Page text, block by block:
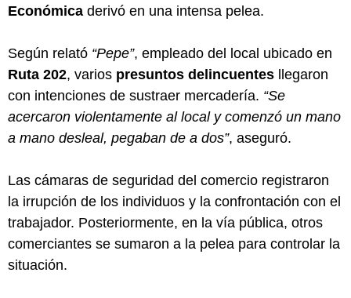
Económica derivó en una intensa pelea.
Según relató “Pepe”, empleado del local ubicado en
Ruta 202, varios presuntos delincuentes llegaron
con intenciones de sustraer mercadería. “Se
acercaron violentamente al local y comenzó un mano
a mano desleal, pegaban de a dos”, aseguró.
Las cámaras de seguridad del comercio registraron
la irrupción de los individuos y la confrontación con el
trabajador. Posteriormente, en la vía pública, otros
comerciantes se sumaron a la pelea para controlar la
situación.